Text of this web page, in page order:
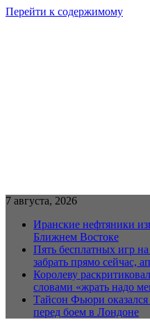
Перейти к содержимому
7 августа, 2026
Иранские нефтяники
Ближнем Востоке
Пять бесплатных игр
забрать прямо сейчас,
Королеву
словами «жрать надо
Тайсон Фьюри
перед боем в Лондоне